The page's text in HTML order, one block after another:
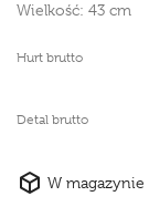
Wielkość: 43 cm
Hurt brutto
Detal brutto
W magazynie